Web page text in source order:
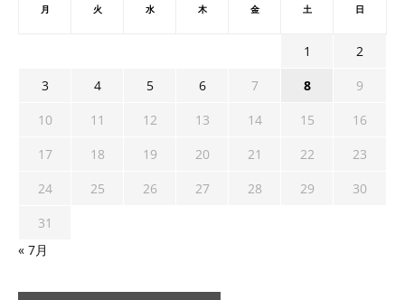
月 火 水 木 金 土 日
1
2
3
4 5 6 7 8
9
10
11 12 13 14 15
16
17
18 19 20 21 22
23
24
25 26 27 28 29
30
31
« 7月